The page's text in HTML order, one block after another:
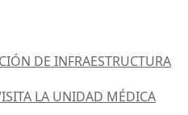
DE INFRAESTRUCTURA
LA UNIDAD MÉDICA